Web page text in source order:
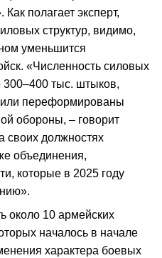
полагает эксперт,
структур, видимо,
уменьшится
«Численность силовых
300–400 тыс. штыков,
или переформированы
обороны, – говорит
своих должностях
объединения,
которые в 2025 году
около 10 армейских
началось в начале
характера боевых